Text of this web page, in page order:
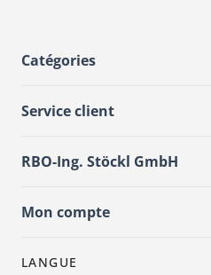
Catégories
Service client
RBO-Ing. Stöckl GmbH
Mon compte
LANGUE